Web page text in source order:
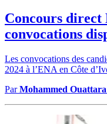
Concours direct
convocations
Les convocations des
2024 à l’ENA en Côte
ParMohammed Ouattara